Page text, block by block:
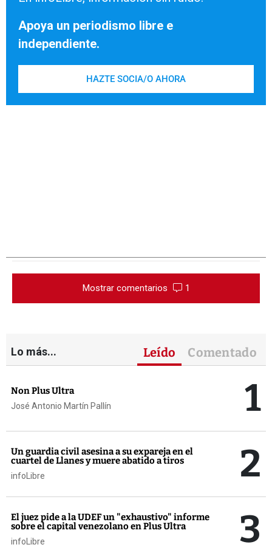
Apoya un periodismo libre e
independiente.
HAZTE SOCIA/O AHORA
Mostrar comentarios 1
Lo más... Leído Comentado
Non Plus Ultra
José Antonio Martín Pallín 1
Un guardia civil asesina a su expareja en el
cuartel de Llanes y muere abatido a tiros
infoLibre 2
El juez pide a la UDEF un "exhaustivo" informe
sobre el capital venezolano en Plus Ultra
infoLibre 3